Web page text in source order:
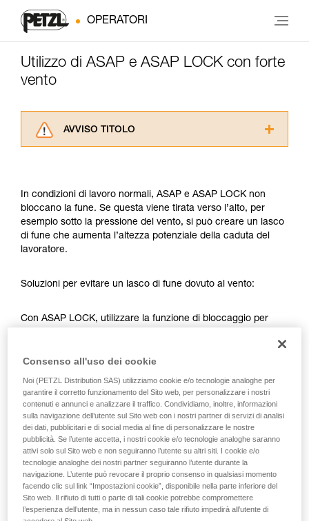
OPERATORI
Utilizzo di ASAP e ASAP LOCK con forte
vento
AVVISO TITOLO
informazioni dell’istruzione tecnica per poter
capire queste ulteriori informazioni.
La padronanza di queste tecniche richiede una
formazione ed un addestramento specifico.
Verificate con un professionista la vostra
sicurezza, prima di riprodurla autonomamente.
vengono qui descritte.
In condizioni di lavoro normali, ASAP e ASAP LOCK non
bloccano la fune. Se questa viene tirata verso l’alto, per
esempio sotto la pressione del vento, si può creare un lasco
di fune che aumenta l’altezza potenziale della caduta del
lavoratore.
Soluzioni per evitare un lasco di fune dovuto al vento:
Con ASAP LOCK, utilizzare la funzione di bloccaggio per
funzione non impedisce gli spostamenti dell’utilizzatore verso
l’alto.
Con ASAP, senza funzione di bloccaggio, possono essere
utilizzate altre tecniche:
Trattenuta della fune da parte di un compagno a terra
Zavorra all’estremità della fune
Collegamento dell’estremità della fune a un
ancoraggio
Consenso all'uso dei cookie
Noi (PETZL Distribution SAS) utilizziamo cookie e/o tecnologie analoghe per
garantire il corretto funzionamento del Sito web, per personalizzare i nostri
contenuti e annunci e analizzare il traffico. Condividiamo, inoltre, informazioni
sulla navigazione dell’utente sul Sito web con i nostri partner di servizi di analisi
dei dati, pubblicitari e di social media al fine di personalizzare le nostre
pubblicità. Se l’utente accetta, i nostri cookie e/o tecnologie analoghe saranno
attivi solo sul Sito web e non seguiranno l’utente su altri siti. I cookie e/o
tecnologie analoghe dei nostri partner seguiranno l’utente durante la
navigazione. L’utente può revocare il proprio consenso in qualsiasi momento
facendo clic sul link “Impostazioni cookie”, disponibile nella parte inferiore del
Sito web. Il rifiuto di tutti o parte di tali cookie potrebbe compromettere
l’esperienza dell’utente, ma in nessun caso tale rifiuto impedirà all’utente di